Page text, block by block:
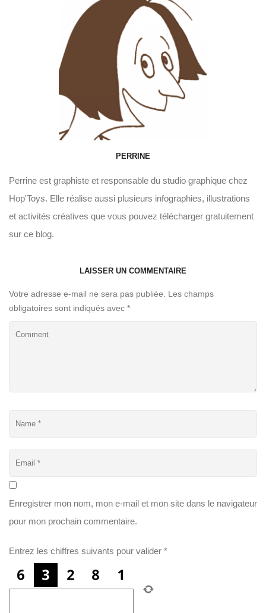
PERRINE
Perrine est graphiste et responsable du studio graphique chez
Hop'Toys. Elle réalise aussi plusieurs infographies, illustrations
et activités créatives que vous pouvez télécharger gratuitement
sur ce blog.
LAISSER UN COMMENTAIRE
Votre adresse e-mail ne sera pas publiée. Les champs
obligatoires sont indiqués avec *
Enregistrer mon nom, mon e-mail et mon site dans le navigateur
pour mon prochain commentaire.
Entrez les chiffres suivants pour valider *